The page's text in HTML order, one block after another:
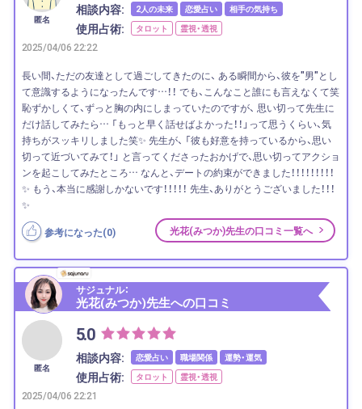
匿名
相談内容: 2人の未来 恋愛占い 相手の気持ち
使用占術: タロット 霊視・透視
2025/04/06 22:22
長い間、ただの友達として過ごしてきたのに、 ある瞬間から、彼を"男"とし
て意識するようになったんです…！！ でも、こんなこと誰にも言えなくて笑
恥ずかしくて、ずっと胸の内にしまっていたのですが、 思い切って先生に
だけ話してみたら… 「もっと早く話せばよかった！！」って思うくらい、気
持ちがスッキリしました笑✨ 先生が、 「彼も好意を持っているから、思い
切って近づいてみて！」 と言ってくださったおかげで、思い切ってアクショ
ンを起こしてみたところ… なんと、デートの約束ができました！！！！！！！！！
✨ もう、本当に感謝しかないです！！！！！ 先生、ありがとうございました！！！
✨
参考になった(0) 光花(みつか)先生の口コミ一覧へ
サジュナル：
光花(みつか)先生への口コミ
匿名
5.0
相談内容: 恋愛占い 職場関係 運勢・運気
使用占術: タロット 霊視・透視
2025/04/06 22:21